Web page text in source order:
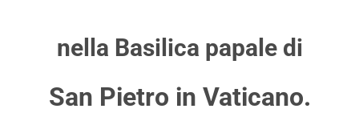
nella Basilica papale di
San Pietro in Vaticano.